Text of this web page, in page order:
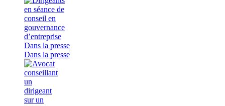
Dans la presse
Dans la presse